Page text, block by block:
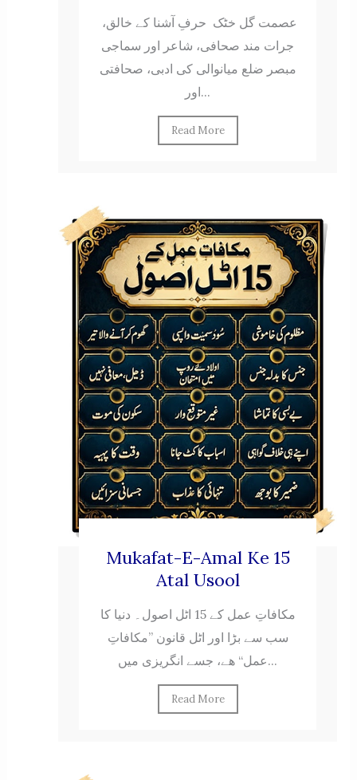
جرات مند صحافی، شاعر اور سماجی
مبصر ضلع میانوالی کی ادبی، صحافتی
اور...
Read More
Mukafat-E-Amal Ke 15
Atal Usool
مکافاتِ عمل کے 15 اٹل اصول۔ دنیا کا
سب سے بڑا اور اٹل قانون ”مکافاتِ
عمل“ ھے، جسے انگریزی میں...
Read More